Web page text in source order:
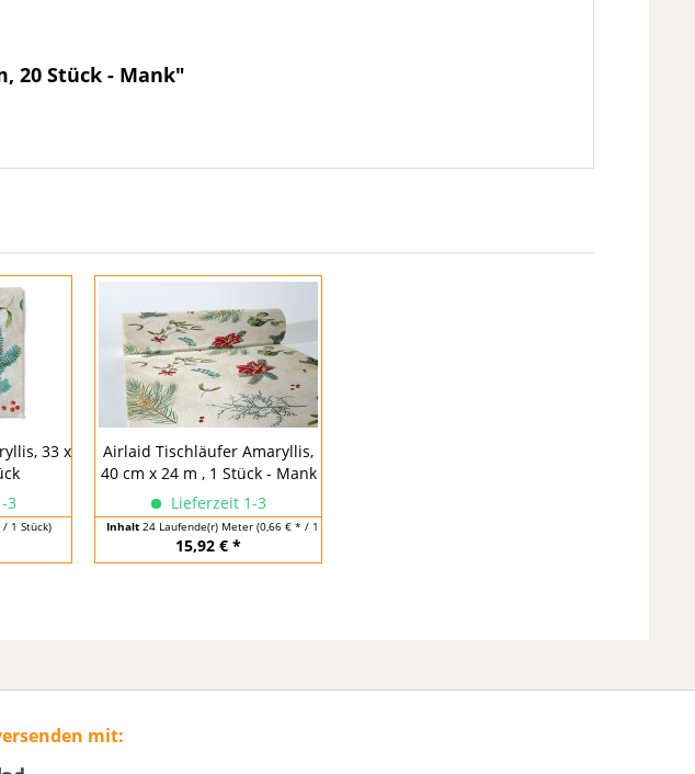
20 Stück - Mank"
33 x
3
1 Stück)
Airlaid Tischläufer Amaryllis,
40 cm x 24 m , 1 Stück - Mank
Lieferzeit 1-3
Inhalt 24 Laufende(r) Meter (0,66 € * / 1 Laufende(r) Meter)
15,92 € *
mit: